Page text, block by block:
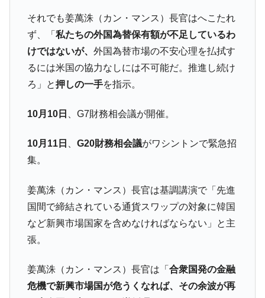
それでも姜萬洙（カン・マンス）長官はへこたれ
ず、「 私たちの外国為替保有額が不足しているわ
けではないが、 外国為替市場の不安心理を払拭す
るには米国の協力なしには不可能だ。推進し続け
ろ」と押しの一手を指示。
10月10日 、G7財務相会議が開催。
10月11日 G20財務相会議がワシントンで緊急招
集。
姜萬洙（カン・マンス）長官は基調講演で「先進
国間で締結されている通貨スワップの対象に韓国
など新興市場国家を含めなければならない」と主
張。
姜萬洙（カン・マンス）長官は「 合衆国発の金融
危機で新興市場国が危うくなれば、その余波が再